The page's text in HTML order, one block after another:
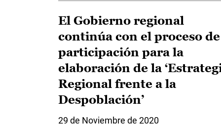
El Gobierno regional
continúa con el proceso de
participación para la
elaboración de la
Regional frente a la
Despoblación’
29 de Noviembre de 2020